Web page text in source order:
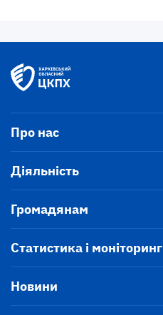
Про нас
Діяльність
Громадянам
Статистика і моніторинг
Новини